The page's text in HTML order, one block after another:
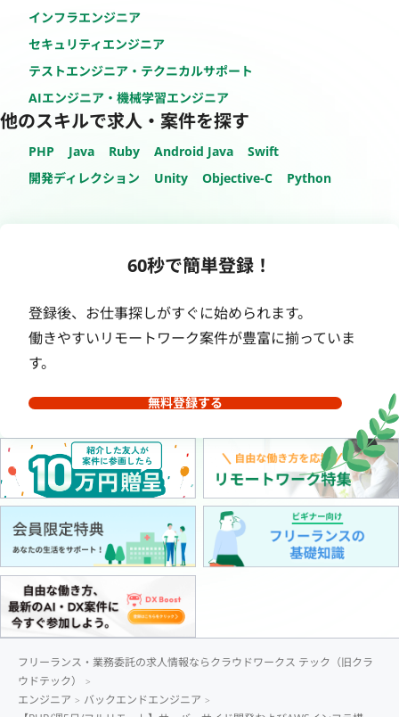
インフラエンジニア
セキュリティエンジニア
テストエンジニア・テクニカルサポート
AIエンジニア・機械学習エンジニア
他のスキルで求人・案件を探す
PHP Java Ruby Android Java
Swift
開発ディレクション
Unity Objective-C Python
60秒で簡単登録！
登録後、お仕事探しがすぐに始められます。
働きやすいリモートワーク案件が豊富に揃っていま
す。
無料登録する
フリーランス・業務委託の求人情報ならクラウドワークス テック（旧クラ
ウドテック）
エンジニア
バックエンドエンジニア